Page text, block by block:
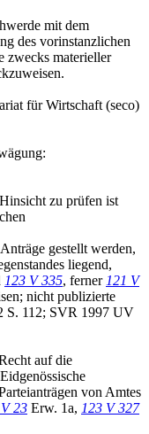
mit dem
des vorinstanzlichen
zwecks materieller
für Wirtschaft (seco)
zu prüfen ist
gestellt werden,
liegend,
123 V 335, ferner 121 V
nicht publizierte
S. 112; SVR 1997 UV
auf die
von Amtes
23 Erw. 1a, 123 V 327